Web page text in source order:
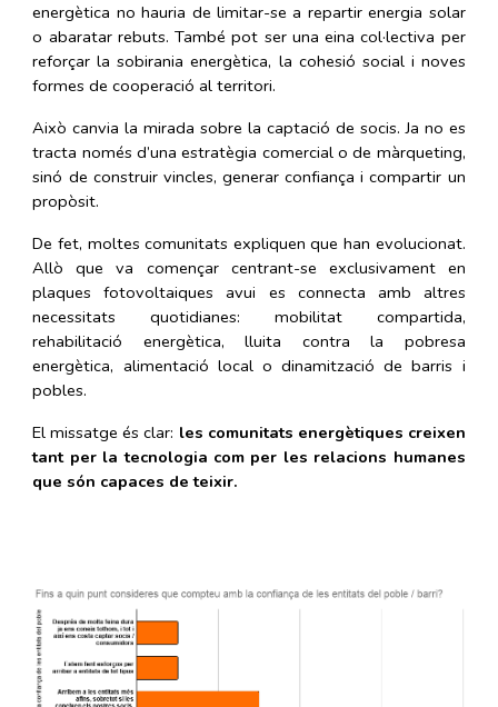
energètica no hauria de limitar-se a repartir energia solar
o abaratar rebuts. També pot ser una eina col·lectiva per
reforçar la sobirania energètica, la cohesió social i noves
formes de cooperació al territori.
Això canvia la mirada sobre la captació de socis. Ja no es
tracta només d’una estratègia comercial o de màrqueting,
sinó de construir vincles, generar confiança i compartir un
propòsit.
De fet, moltes comunitats expliquen que han evolucionat.
Allò que va començar centrant-se exclusivament en
plaques fotovoltaiques avui es connecta amb altres
necessitats quotidianes: mobilitat compartida,
rehabilitació energètica, lluita contra la pobresa
energètica, alimentació local o dinamització de barris i
pobles.
El missatge és clar: les comunitats energètiques creixen
tant per la tecnologia com per les relacions humanes
que són capaces de teixir.